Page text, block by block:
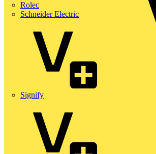
Rolec
Schneider Electric
Signify